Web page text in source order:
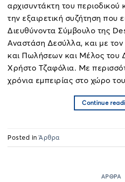
αρχισυντάκτη του
την εξαιρετική συζήτηση που
Διευθύνοντα Σύμβουλο της
Αναστάση Δεσύλλα, και με
και Πωλήσεων και Μέλος του
Χρήστο Τζαφόλια. Με
χρόνια εμπειρίας στο χώρο
Continue
Posted inΆρθρα
ΆΡΘΡΑ